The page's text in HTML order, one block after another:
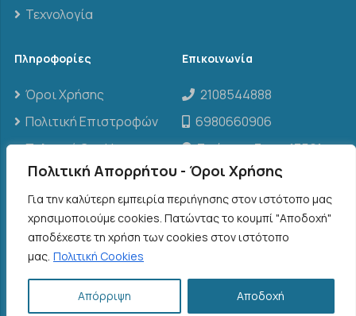
Πολιτική Απορρήτου - Όροι Χρήσης
Για την καλύτερη εμπειρία περιήγησης στον ιστότοπο μας
χρησιμοποιούμε cookies. Πατώντας το κουμπί "Αποδοχή"
αποδέχεστε τη χρήση των cookies στον ιστότοπο
μας. Πολιτική Cookies
Απόρριψη Αποδοχή
Τεχνολογία
Πληροφορίες
Όροι Χρήσης
Πολιτική Επιστροφών
Πολιτική Cookies
Επικοινωνία
2108544888
6980660906
Σπάρτης 3, τ.κ. 13561,
Άγιοι Ανάργυροι
info@threenclima.gr
©2026THREE N CLIMA
Rights Reserved
Designed and Developed by ACM Digital